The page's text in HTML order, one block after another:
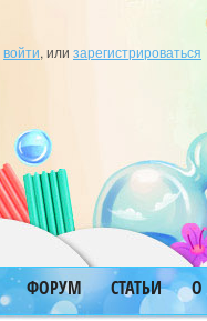
войти, или зарегистрироваться
ФОРУМ СТАТЬИ О